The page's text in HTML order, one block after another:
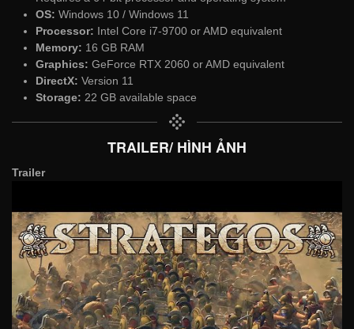
OS: Windows 10 / Windows 11
Processor: Intel Core i7-9700 or AMD equivalent
Memory: 16 GB RAM
Graphics: GeForce RTX 2060 or AMD equivalent
DirectX: Version 11
Storage: 22 GB available space
TRAILER/ HÌNH ẢNH
Trailer